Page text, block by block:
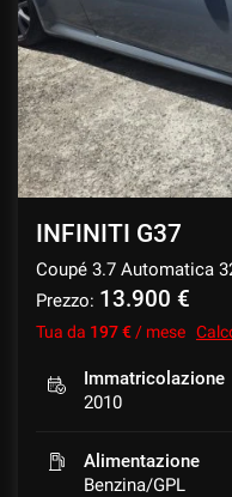
CONTATTI
NEWS
INFINITI G37
Coupé 3.7 Automatica
Prezzo: 13.900 €
Tua da 197 € / mese
Immatricolazione
2010
Alimentazione
Benzina/GPL
tracciamento
che
adottiamo
per
offrire
le
funzionalità
e
svolgere
le
attività
di
seguito
descritte.
Per
ottenere
maggiori
informazioni